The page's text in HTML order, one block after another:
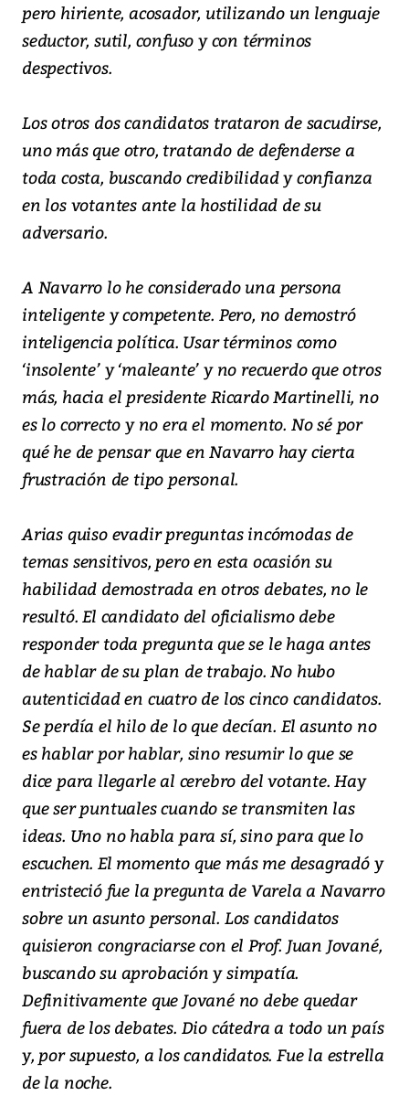
pero hiriente, acosador, utilizando un lenguaje
seductor, sutil, confuso y con términos
despectivos.
Los otros dos candidatos trataron de sacudirse,
uno más que otro, tratando de defenderse a
toda costa, buscando credibilidad y confianza
en los votantes ante la hostilidad de su
adversario.
A Navarro lo he considerado una persona
inteligente y competente. Pero, no demostró
inteligencia política. Usar términos como
‘insolente’ y ‘maleante’ y no recuerdo que otros
más, hacia el presidente Ricardo Martinelli, no
es lo correcto y no era el momento. No sé por
qué he de pensar que en Navarro hay cierta
frustración de tipo personal.
Arias quiso evadir preguntas incómodas de
temas sensitivos, pero en esta ocasión su
habilidad demostrada en otros debates, no le
resultó. El candidato del oficialismo debe
responder toda pregunta que se le haga antes
de hablar de su plan de trabajo. No hubo
autenticidad en cuatro de los cinco candidatos.
Se perdía el hilo de lo que decían. El asunto no
es hablar por hablar, sino resumir lo que se
dice para llegarle al cerebro del votante. Hay
que ser puntuales cuando se transmiten las
ideas. Uno no habla para sí, sino para que lo
escuchen. El momento que más me desagradó y
entristeció fue la pregunta de Varela a Navarro
sobre un asunto personal. Los candidatos
quisieron congraciarse con el Prof. Juan Jované,
buscando su aprobación y simpatía.
Definitivamente que Jované no debe quedar
fuera de los debates. Dio cátedra a todo un país
y, por supuesto, a los candidatos. Fue la estrella
de la noche.